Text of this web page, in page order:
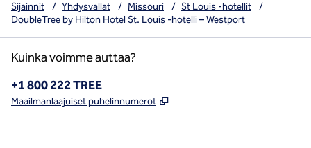
Sijainnit / Yhdysvallat / Missouri / St Louis -hotellit
/
DoubleTree by Hilton Hotel St. Louis -hotelli – Westport
Kuinka voimme auttaa?
Puhelin:
+1 800 222 TREE
Maailmanlaajuiset puhelinnumerot ,